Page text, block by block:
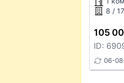
8 /
105
ID:
06-